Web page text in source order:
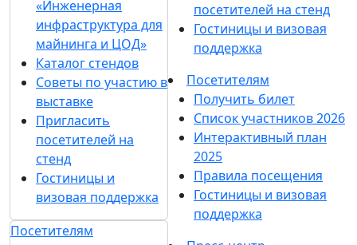
«Инженерная
инфраструктура для
майнинга и ЦОД»
Каталог стендов
Советы по участию в
выставке
Пригласить
посетителей на
стенд
Гостиницы и
визовая поддержка
Посетителям
посетителей на стенд
Гостиницы и визовая
поддержка
Посетителям
Получить билет
Список участников 2026
Интерактивный план
2025
Правила посещения
Гостиницы и визовая
поддержка